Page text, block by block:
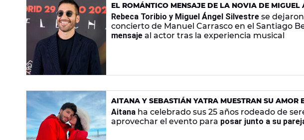
EL ROMÁNTICO MENSAJE DE LA NOVIA DE MIGUEL
CONCIERTO DE MANUEL CARRASCO
Rebeca Toribio y Miguel Ángel Silvestre se
concierto de Manuel Carrasco en el Santiago
mensaje al actor tras la experiencia musical
AITANA Y SEBASTIÁN YATRA MUESTRAN SU AMOR
CANTANTE
Aitana ha celebrado sus 25 años rodeado de
aprovechar el evento para posar junto a su